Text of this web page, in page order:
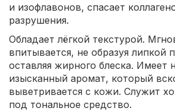
и изофлавонов, спасает
разрушения.
Обладает лёгкой текстурой.
впитывается, не образуя липкой
оставляя жирного блеска. Имеет
изысканный аромат, который
выветривается с кожи. Служит
под тональное средство.